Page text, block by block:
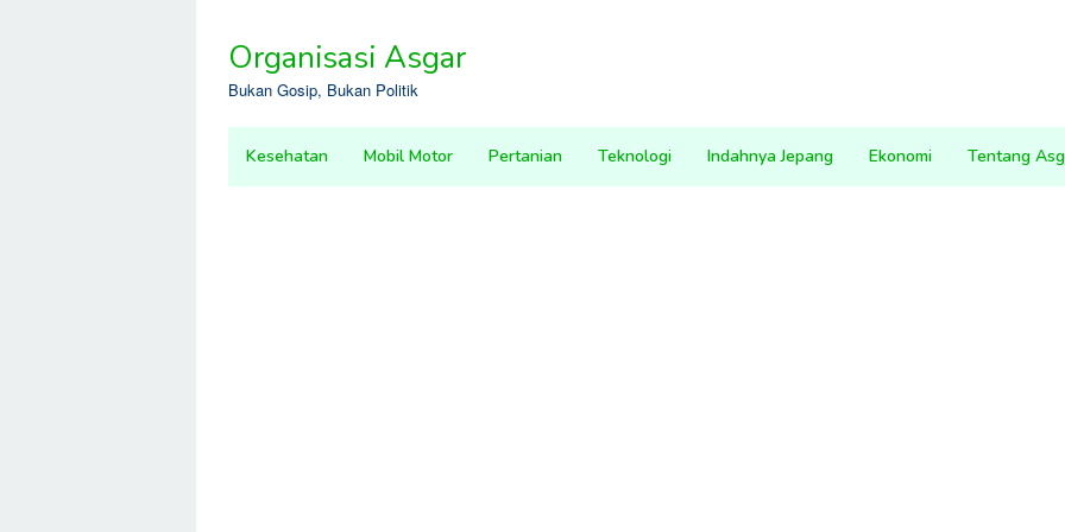
contentOrganisasi Asgar
Bukan Gosip, Bukan Politik
Kesehatan Mobil Motor Pertanian Teknologi Indahnya Jepang Ekonomi Tentang